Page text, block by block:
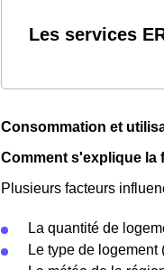
Les services
Consommation et
Comment s'explique la
Plusieurs facteurs
La quantité de
Le type de logement